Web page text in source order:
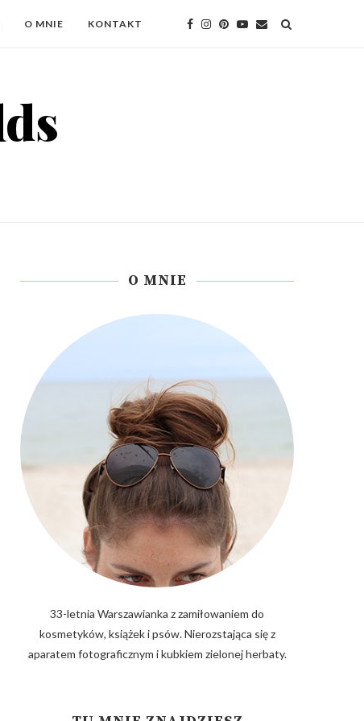
O MNIE KONTAKT
O MNIE
33-letnia Warszawianka z zamiłowaniem do
kosmetyków, książek i psów. Nierozstająca się z
aparatem fotograficznym i kubkiem zielonej herbaty.